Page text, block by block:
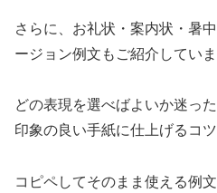
さらに、お礼状・案内状・暑
ージョン例文もご紹介していま
どの表現を選べばよいか迷っ
印象の良い手紙に仕上げるコ
コピペしてそのまま使える例